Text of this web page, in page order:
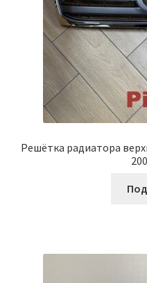
Решётка радиатора